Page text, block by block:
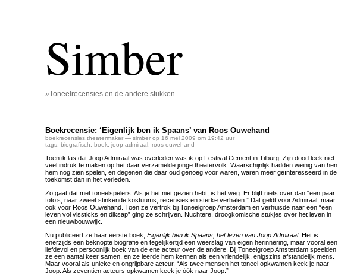
Simber
»Toneelrecensies en de andere stukken
Boekrecensie: ‘Eigenlijk ben ik Spaans’ van Roos Ouwehand
boekrecensies theatermaker — simber op 16 mei 2009 om 19:42 uur
tags: biografisch boek joop admiraal roos ouwehand
Toen ik las dat Joop Admiraal was overleden was ik op Festival Cement in Tilburg. Zijn dood leek niet
veel indruk te maken op het daar verzamelde jonge theatervolk. Waarschijnlijk hadden weinig van hen
hem nog zien spelen, en degenen die daar oud genoeg voor waren, waren meer geïnteresseerd in de
toekomst dan in het verleden.
Zo gaat dat met toneelspelers. Als je het niet gezien hebt, is het weg. Er blijft niets over dan “een paar
foto’s, naar zweet stinkende kostuums, recensies en sterke verhalen.” Dat geldt voor Admiraal, maar
ook voor Roos Ouwehand. Toen ze vertrok bij Toneelgroep Amsterdam en verhuisde naar een “een
leven vol vissticks en diksap” ging ze schrijven. Nuchtere, droogkomische stukjes over het leven in
een nieuwbouwwijk.
Nu publiceert ze haar eerste boek, Eigenlijk ben ik Spaans; het leven van Joop Admiraal. Het is
enerzijds een beknopte biografie en tegelijkertijd een weerslag van eigen herinnering, maar vooral een
liefdevol en persoonlijk boek van de ene acteur over de andere. Bij Toneelgroep Amsterdam speelden
ze een aantal keer samen, en ze leerde hem kennen als een vriendelijk, enigszins afstandelijk mens.
Maar vooral als unieke en ongrijpbare acteur. “Als twee mensen het toneel opkwamen keek je naar
Joop. Als zeventien acteurs opkwamen keek je óók naar Joop.”